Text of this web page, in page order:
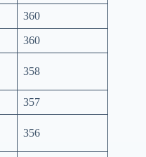
360
360
358
357
356